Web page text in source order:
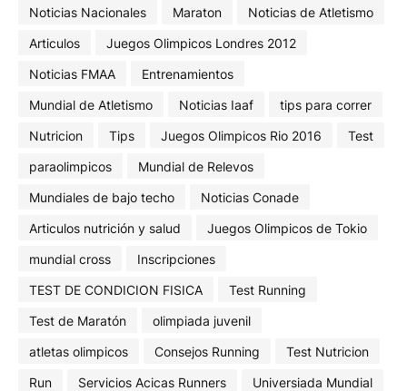
Noticias Nacionales Maraton
Noticias de Atletismo
Articulos
Juegos Olimpicos Londres 2012
Noticias FMAA
Entrenamientos
Mundial de Atletismo
Noticias Iaaf
tips para correr
Nutricion
Tips Juegos Olimpicos Rio 2016
Test
paraolimpicos
Mundial de Relevos
Mundiales de bajo techo
Noticias Conade
Articulos nutrición y salud
Juegos Olimpicos de Tokio
mundial cross
Inscripciones
TEST DE CONDICION FISICA
Test Running
Test de Maratón
olimpiada juvenil
atletas olimpicos
Consejos Running
Test Nutricion
Run
Servicios Acicas Runners
Universiada Mundial